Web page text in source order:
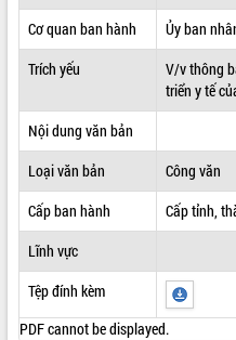
HỆ THỐNG VĂN BẢN
VĂN BẢN HĐND TỈNH
ĐIỂM TIN VĂN BẢN
Cơ quan ban hành
Ủy ban
Trích yếu
V/v thông
triển y tế
Nội dung văn bản
Loại văn bản
Công văn
Cấp ban hành
Cấp tỉnh,
Lĩnh vực
Tệp đính kèm
PDF cannot be displayed.